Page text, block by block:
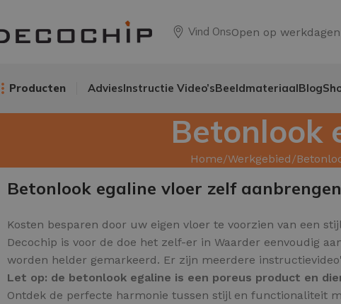
Vind OnsOpen op
Producten AdviesInstructie Video’sBeeldmateriaalBlog
Betonlook
Home Werkgebied
Betonlook egaline vloer zelf
Kosten besparen door uw eigen vloer te voorzien van een
Decochip is voor de doe het zelf-er in Waarder eenvoudig
worden helder gemarkeerd. Er zijn meerdere
Let op: de betonlook egaline is een poreus product en
Ontdek de perfecte harmonie tussen stijl en functionaliteit